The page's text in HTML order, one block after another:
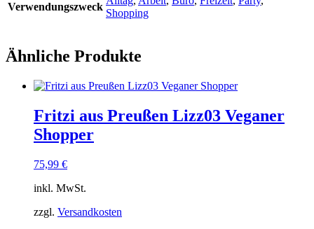
Verwendungszweck
Shopping
Ähnliche Produkte
Fritzi aus Preußen Lizz03 Veganer
Shopper
75,99 €
inkl. MwSt.
zzgl. Versandkosten